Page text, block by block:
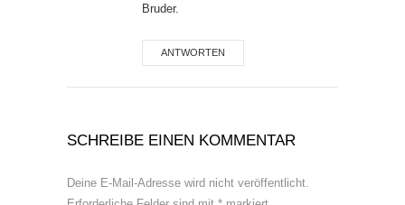
Bruder.
ANTWORTEN
SCHREIBE EINEN KOMMENTAR
Deine E-Mail-Adresse wird nicht veröffentlicht.